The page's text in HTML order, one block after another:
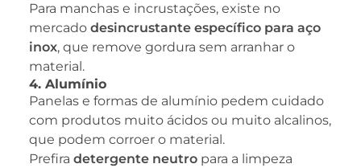
Para manchas e incrustações, existe no
mercado desincrustante específico para aço
inox, que remove gordura sem arranhar o
material.
4. Alumínio
Panelas e formas de alumínio pedem cuidado
com produtos muito ácidos ou muito alcalinos,
que podem corroer o material.
Prefira detergente neutro para a limpeza